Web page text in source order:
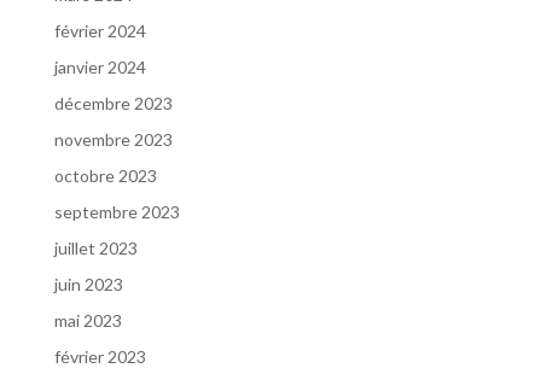
février 2024
janvier 2024
décembre 2023
novembre 2023
octobre 2023
septembre 2023
juillet 2023
juin 2023
mai 2023
février 2023